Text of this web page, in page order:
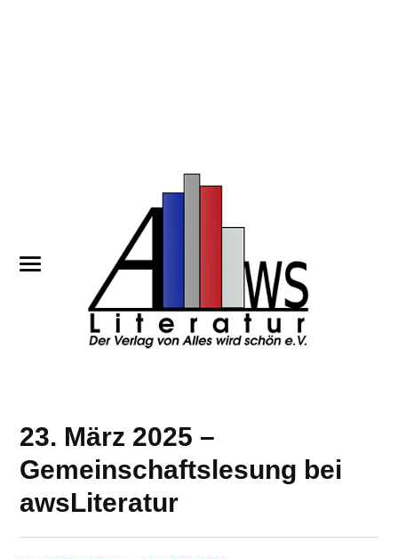
23. März 2025 –
Gemeinschaftslesung bei
awsLiteratur